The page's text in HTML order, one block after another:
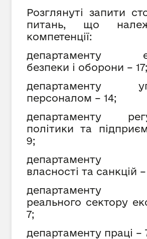
Розглянуті запити
питань, що
компетенції:
департаменту
безпеки і оборони – 17;
департаменту
персоналом – 14;
департаменту
політики та
9;
департаменту
власності та санкцій –
департаменту
реального сектору
7;
департаменту праці –